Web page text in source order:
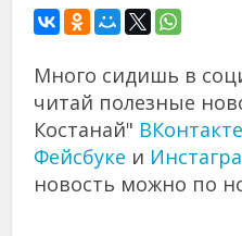
Много сидишь в
читай полезные
Костанай" ВКонтакте
Фейсбуке и
новость можно по